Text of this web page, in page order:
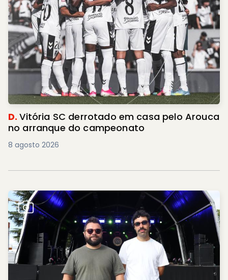
D.Vitória SC derrotado em casa pelo Arouca
no arranque do campeonato
8 agosto 2026